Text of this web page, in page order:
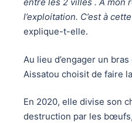
l’exploitation. C’est à
explique-t-elle.
Au lieu d’engager un
Aissatou choisit de faire
En 2020, elle divise son
destruction par les